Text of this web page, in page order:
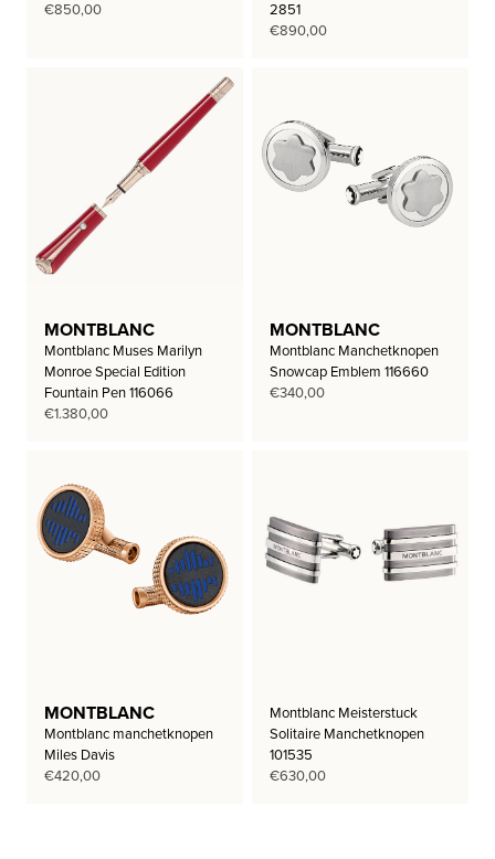
€850,00
2851
€890,00
MONTBLANC
Montblanc Muses Marilyn
Monroe Special Edition
Fountain Pen 116066
€1.380,00
MONTBLANC
Montblanc Manchetknopen
Snowcap Emblem 116660
€340,00
MONTBLANC
Montblanc manchetknopen
Miles Davis
€420,00
Montblanc Meisterstuck
Solitaire Manchetknopen
101535
€630,00